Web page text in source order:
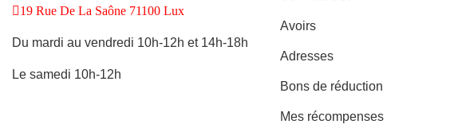
19 Rue De La Saône 71100 Lux
Du mardi au vendredi 10h-12h et 14h-18h
Le samedi 10h-12h
Avoirs
Adresses
Bons de réduction
Mes récompenses